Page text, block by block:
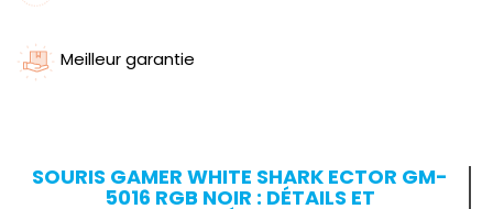
Meilleur garantie
SOURIS GAMER WHITE SHARK ECTOR GM-
5016 RGB NOIR : DÉTAILS ET